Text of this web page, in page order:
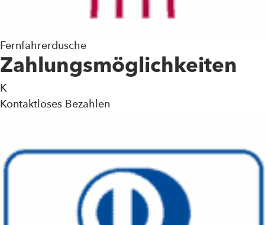
Fernfahrerdusche
Zahlungsmöglichkeiten
K
Kontaktloses Bezahlen